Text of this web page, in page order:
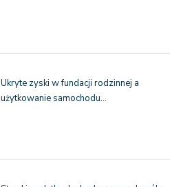
Ukryte zyski w fundacji rodzinnej a
użytkowanie samochodu…